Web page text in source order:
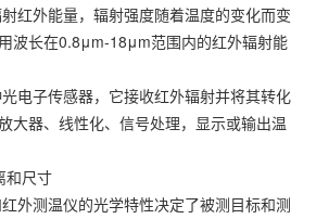
外能量，辐射强度随着温度的变化而变
波长在0.8μm-18μm范围内的红外辐射能
子传感器，它接收红外辐射并将其转化
大器、线性化、信号处理，显示或输出温
和尺寸
测温仪的光学特性决定了被测目标和测